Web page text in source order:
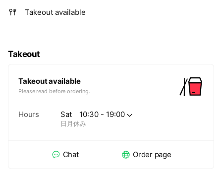
Takeout available
Takeout
Takeout available
Please read before ordering.
Hours Sat 10:30 - 19:00
日月休み
Chat Order page